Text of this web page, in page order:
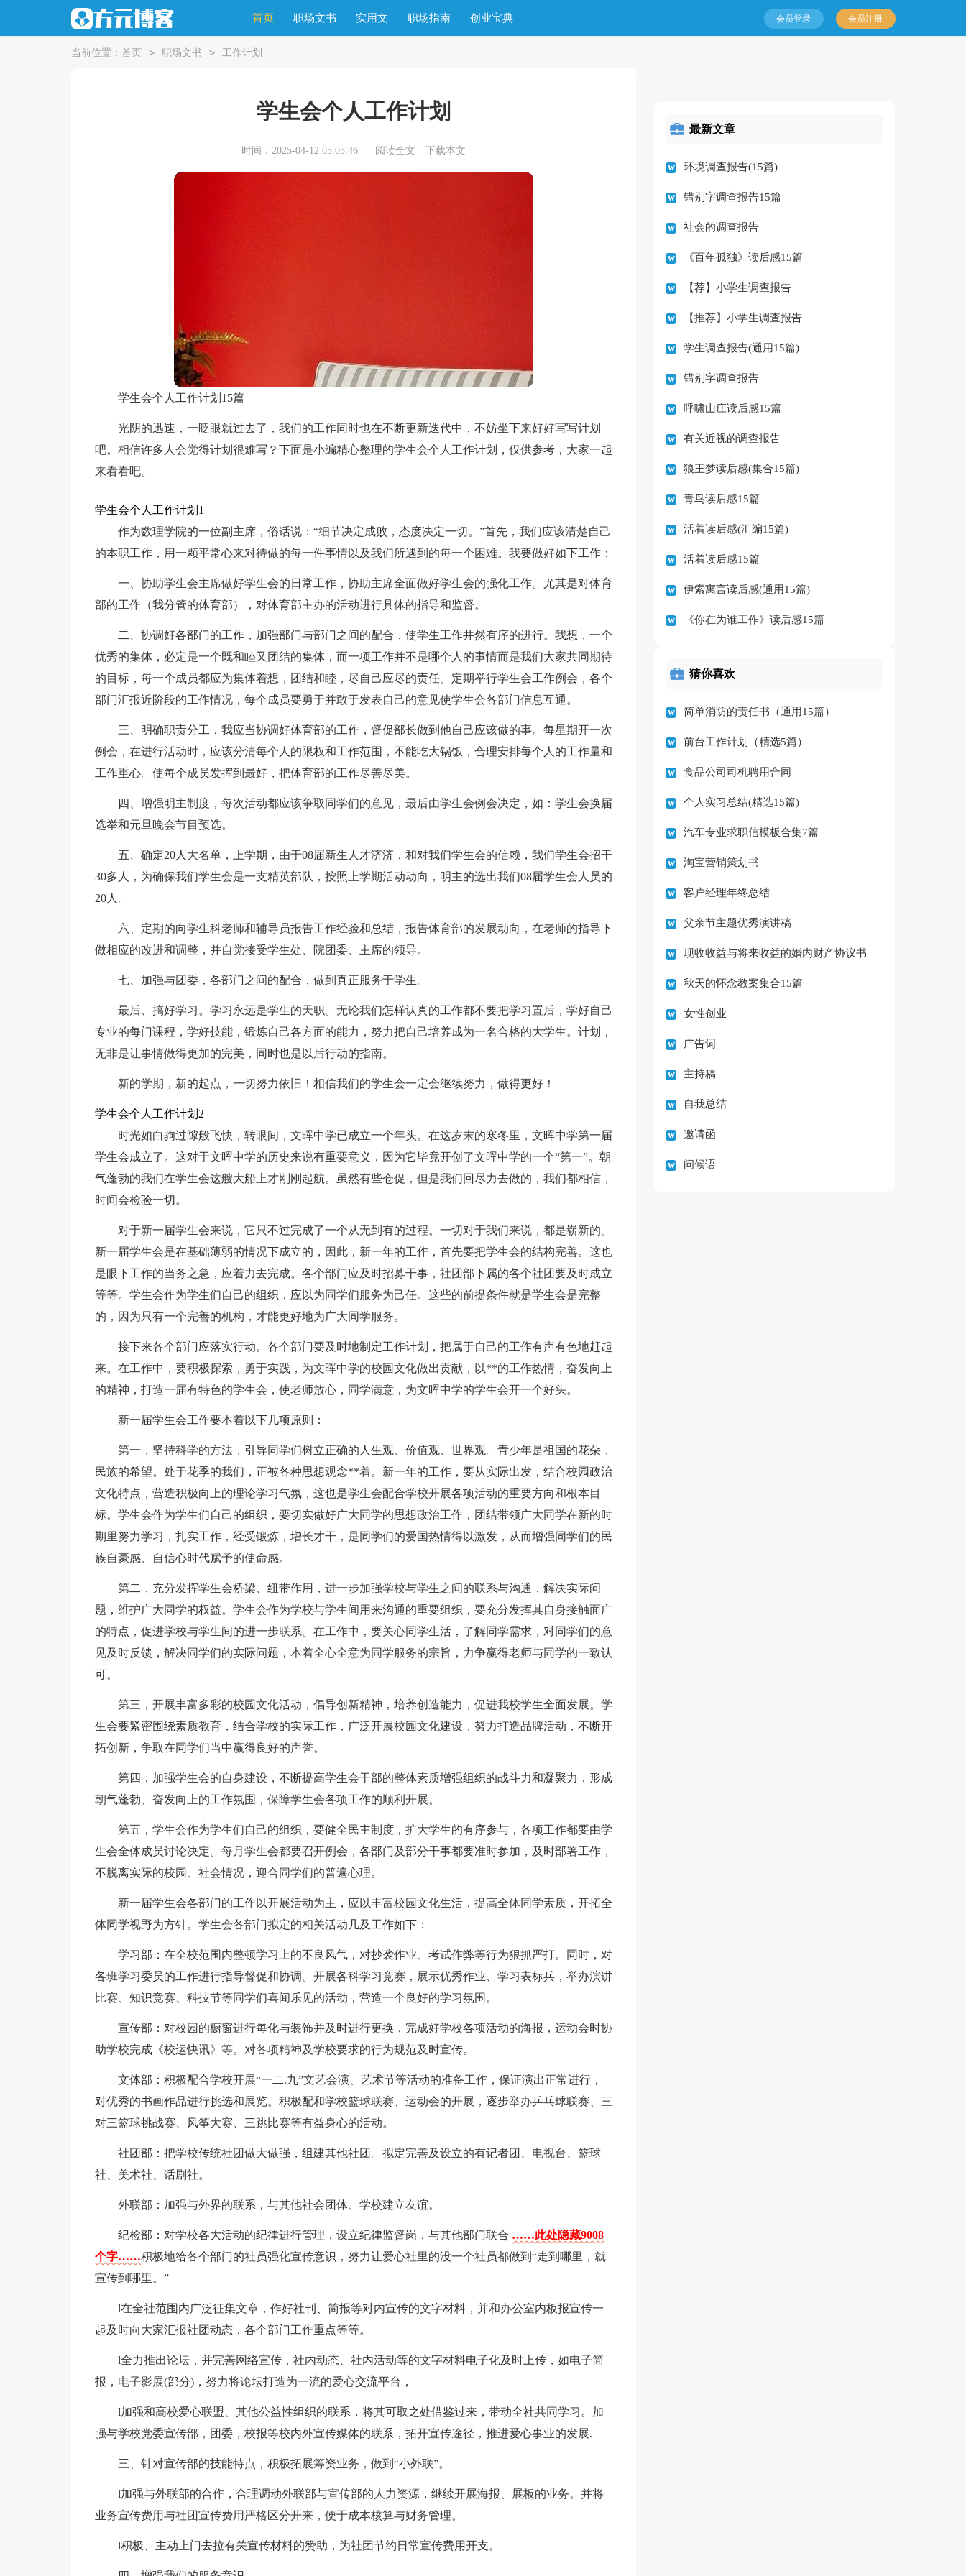
首页 职场文书 实用文 职场指南 创业宝典 会员登录 会员注册
当前位置： 首页 > 职场文书 > 工作计划
学生会个人工作计划
时间：2025-04-12 05:05:46 阅读全文 下载本文
学生会个人工作计划15篇
光阴的迅速，一眨眼就过去了，我们的工作同时也在不断更新迭代中，不妨坐下来好好写写计划
吧。相信许多人会觉得计划很难写？下面是小编精心整理的学生会个人工作计划，仅供参考，大家一起
来看看吧。
学生会个人工作计划1
作为数理学院的一位副主席，俗话说：“细节决定成败，态度决定一切。”首先，我们应该清楚自己
的本职工作，用一颗平常心来对待做的每一件事情以及我们所遇到的每一个困难。我要做好如下工作：
一、协助学生会主席做好学生会的日常工作，协助主席全面做好学生会的强化工作。尤其是对体育
部的工作（我分管的体育部），对体育部主办的活动进行具体的指导和监督。
二、协调好各部门的工作，加强部门与部门之间的配合，使学生工作井然有序的进行。我想，一个
优秀的集体，必定是一个既和睦又团结的集体，而一项工作并不是哪个人的事情而是我们大家共同期待
的目标，每一个成员都应为集体着想，团结和睦，尽自己应尽的责任。定期举行学生会工作例会，各个
部门汇报近阶段的工作情况，每个成员要勇于并敢于发表自己的意见使学生会各部门信息互通。
三、明确职责分工，我应当协调好体育部的工作，督促部长做到他自己应该做的事。每星期开一次
例会，在进行活动时，应该分清每个人的限权和工作范围，不能吃大锅饭，合理安排每个人的工作量和
工作重心。使每个成员发挥到最好，把体育部的工作尽善尽美。
四、增强明主制度，每次活动都应该争取同学们的意见，最后由学生会例会决定，如：学生会换届
选举和元旦晚会节目预选。
五、确定20人大名单，上学期，由于08届新生人才济济，和对我们学生会的信赖，我们学生会招干
30多人，为确保我们学生会是一支精英部队，按照上学期活动动向，明主的选出我们08届学生会人员的
20人。
六、定期的向学生科老师和辅导员报告工作经验和总结，报告体育部的发展动向，在老师的指导下
做相应的改进和调整，并自觉接受学生处、院团委、主席的领导。
七、加强与团委，各部门之间的配合，做到真正服务于学生。
最后、搞好学习。学习永远是学生的天职。无论我们怎样认真的工作都不要把学习置后，学好自己
专业的每门课程，学好技能，锻炼自己各方面的能力，努力把自己培养成为一名合格的大学生。计划，
无非是让事情做得更加的完美，同时也是以后行动的指南。
新的学期，新的起点，一切努力依旧！相信我们的学生会一定会继续努力，做得更好！
学生会个人工作计划2
时光如白驹过隙般飞快，转眼间，文晖中学已成立一个年头。在这岁末的寒冬里，文晖中学第一届
学生会成立了。这对于文晖中学的历史来说有重要意义，因为它毕竟开创了文晖中学的一个“第一”。朝
气蓬勃的我们在学生会这艘大船上才刚刚起航。虽然有些仓促，但是我们回尽力去做的，我们都相信，
时间会检验一切。
对于新一届学生会来说，它只不过完成了一个从无到有的过程。一切对于我们来说，都是崭新的。
新一届学生会是在基础薄弱的情况下成立的，因此，新一年的工作，首先要把学生会的结构完善。这也
是眼下工作的当务之急，应着力去完成。各个部门应及时招募干事，社团部下属的各个社团要及时成立
等等。学生会作为学生们自己的组织，应以为同学们服务为己任。这些的前提条件就是学生会是完整
的，因为只有一个完善的机构，才能更好地为广大同学服务。
接下来各个部门应落实行动。各个部门要及时地制定工作计划，把属于自己的工作有声有色地赶起
来。在工作中，要积极探索，勇于实践，为文晖中学的校园文化做出贡献，以**的工作热情，奋发向上
的精神，打造一届有特色的学生会，使老师放心，同学满意，为文晖中学的学生会开一个好头。
新一届学生会工作要本着以下几项原则：
第一，坚持科学的方法，引导同学们树立正确的人生观、价值观、世界观。青少年是祖国的花朵，
民族的希望。处于花季的我们，正被各种思想观念**着。新一年的工作，要从实际出发，结合校园政治
文化特点，营造积极向上的理论学习气氛，这也是学生会配合学校开展各项活动的重要方向和根本目
标。学生会作为学生们自己的组织，要切实做好广大同学的思想政治工作，团结带领广大同学在新的时
期里努力学习，扎实工作，经受锻炼，增长才干，是同学们的爱国热情得以激发，从而增强同学们的民
族自豪感、自信心时代赋予的使命感。
第二，充分发挥学生会桥梁、纽带作用，进一步加强学校与学生之间的联系与沟通，解决实际问
题，维护广大同学的权益。学生会作为学校与学生间用来沟通的重要组织，要充分发挥其自身接触面广
的特点，促进学校与学生间的进一步联系。在工作中，要关心同学生活，了解同学需求，对同学们的意
见及时反馈，解决同学们的实际问题，本着全心全意为同学服务的宗旨，力争赢得老师与同学的一致认
可。
第三，开展丰富多彩的校园文化活动，倡导创新精神，培养创造能力，促进我校学生全面发展。学
生会要紧密围绕素质教育，结合学校的实际工作，广泛开展校园文化建设，努力打造品牌活动，不断开
拓创新，争取在同学们当中赢得良好的声誉。
第四，加强学生会的自身建设，不断提高学生会干部的整体素质增强组织的战斗力和凝聚力，形成
朝气蓬勃、奋发向上的工作氛围，保障学生会各项工作的顺利开展。
第五，学生会作为学生们自己的组织，要健全民主制度，扩大学生的有序参与，各项工作都要由学
生会全体成员讨论决定。每月学生会都要召开例会，各部门及部分干事都要准时参加，及时部署工作，
不脱离实际的校园、社会情况，迎合同学们的普遍心理。
新一届学生会各部门的工作以开展活动为主，应以丰富校园文化生活，提高全体同学素质，开拓全
体同学视野为方针。学生会各部门拟定的相关活动几及工作如下：
学习部：在全校范围内整顿学习上的不良风气，对抄袭作业、考试作弊等行为狠抓严打。同时，对
各班学习委员的工作进行指导督促和协调。开展各科学习竞赛，展示优秀作业、学习表标兵，举办演讲
比赛、知识竞赛、科技节等同学们喜闻乐见的活动，营造一个良好的学习氛围。
宣传部：对校园的橱窗进行每化与装饰并及时进行更换，完成好学校各项活动的海报，运动会时协
助学校完成《校运快讯》等。对各项精神及学校要求的行为规范及时宣传。
文体部：积极配合学校开展“一二.九”文艺会演、艺术节等活动的准备工作，保证演出正常进行，
对优秀的书画作品进行挑选和展览。积极配和学校篮球联赛、运动会的开展，逐步举办乒乓球联赛、三
对三篮球挑战赛、风筝大赛、三跳比赛等有益身心的活动。
社团部：把学校传统社团做大做强，组建其他社团。拟定完善及设立的有记者团、电视台、篮球
社、美术社、话剧社。
外联部：加强与外界的联系，与其他社会团体、学校建立友谊。
纪检部：对学校各大活动的纪律进行管理，设立纪律监督岗，与其他部门联合 ……此处隐藏9008
个字……积极地给各个部门的社员强化宣传意识，努力让爱心社里的没一个社员都做到“走到哪里，就
宣传到哪里。”
l在全社范围内广泛征集文章，作好社刊、简报等对内宣传的文字材料，并和办公室内板报宣传一
起及时向大家汇报社团动态，各个部门工作重点等等。
l全力推出论坛，并完善网络宣传，社内动态、社内活动等的文字材料电子化及时上传，如电子简
报，电子影展(部分)，努力将论坛打造为一流的爱心交流平台，
l加强和高校爱心联盟、其他公益性组织的联系，将其可取之处借鉴过来，带动全社共同学习。加
强与学校党委宣传部，团委，校报等校内外宣传媒体的联系，拓开宣传途径，推进爱心事业的发展.
三、针对宣传部的技能特点，积极拓展筹资业务，做到“小外联”。
l加强与外联部的合作，合理调动外联部与宣传部的人力资源，继续开展海报、展板的业务。并将
业务宣传费用与社团宣传费用严格区分开来，便于成本核算与财务管理。
l积极、主动上门去拉有关宣传材料的赞助，为社团节约日常宣传费用开支。
最新文章
环境调查报告(15篇)
错别字调查报告15篇
社会的调查报告
《百年孤独》读后感15篇
【荐】小学生调查报告
【推荐】小学生调查报告
学生调查报告(通用15篇)
错别字调查报告
呼啸山庄读后感15篇
有关近视的调查报告
狼王梦读后感(集合15篇)
青鸟读后感15篇
活着读后感(汇编15篇)
活着读后感15篇
伊索寓言读后感(通用15篇)
《你在为谁工作》读后感15篇
猜你喜欢
简单消防的责任书（通用15篇）
前台工作计划（精选5篇）
食品公司司机聘用合同
个人实习总结(精选15篇)
汽车专业求职信模板合集7篇
淘宝营销策划书
客户经理年终总结
父亲节主题优秀演讲稿
现收收益与将来收益的婚内财产协议书
秋天的怀念教案集合15篇
女性创业
广告词
主持稿
自我总结
邀请函
问候语